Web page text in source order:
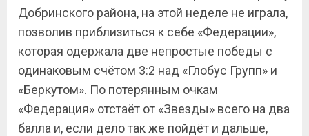
Добринского района, на этой неделе не играла,
позволив приблизиться к себе «Федерации»,
которая одержала две непростые победы с
одинаковым счётом 3:2 над «Глобус Групп» и
«Беркутом». По потерянным очкам
«Федерация» отстаёт от «Звезды» всего на два
балла и, если дело так же пойдёт и дальше,